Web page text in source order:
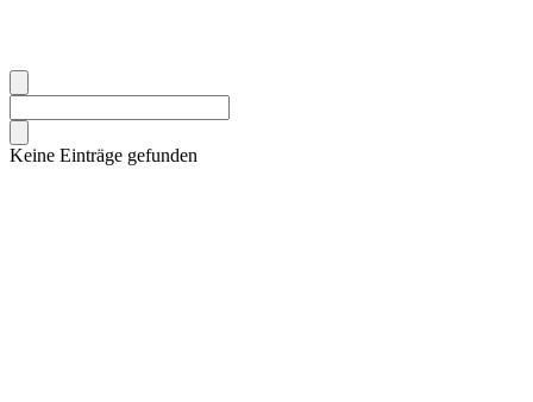
Keine Einträge gefunden